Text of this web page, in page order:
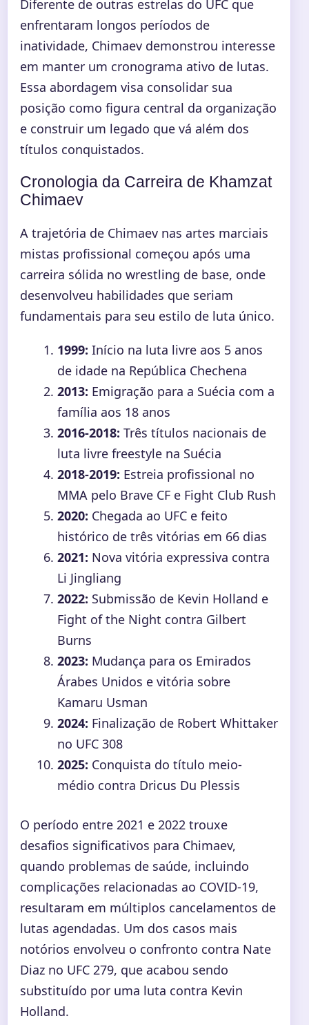
Diferente de outras estrelas do UFC que
enfrentaram longos períodos de
inatividade, Chimaev demonstrou interesse
em manter um cronograma ativo de lutas.
Essa abordagem visa consolidar sua
posição como figura central da organização
e construir um legado que vá além dos
títulos conquistados.
Cronologia da Carreira de Khamzat
Chimaev
A trajetória de Chimaev nas artes marciais
mistas profissional começou após uma
carreira sólida no wrestling de base, onde
desenvolveu habilidades que seriam
fundamentais para seu estilo de luta único.
1999: Início na luta livre aos 5 anos
de idade na República Chechena
2013: Emigração para a Suécia com a
família aos 18 anos
2016-2018: Três títulos nacionais de
luta livre freestyle na Suécia
2018-2019: Estreia profissional no
MMA pelo Brave CF e Fight Club Rush
2020: Chegada ao UFC e feito
histórico de três vitórias em 66 dias
2021: Nova vitória expressiva contra
Li Jingliang
2022: Submissão de Kevin Holland e
Fight of the Night contra Gilbert
Burns
2023: Mudança para os Emirados
Árabes Unidos e vitória sobre
Kamaru Usman
2024: Finalização de Robert Whittaker
no UFC 308
2025: Conquista do título meio-
médio contra Dricus Du Plessis
O período entre 2021 e 2022 trouxe
desafios significativos para Chimaev,
quando problemas de saúde, incluindo
complicações relacionadas ao COVID-19,
resultaram em múltiplos cancelamentos de
lutas agendadas. Um dos casos mais
notórios envolveu o confronto contra Nate
Diaz no UFC 279, que acabou sendo
substituído por uma luta contra Kevin
Holland.